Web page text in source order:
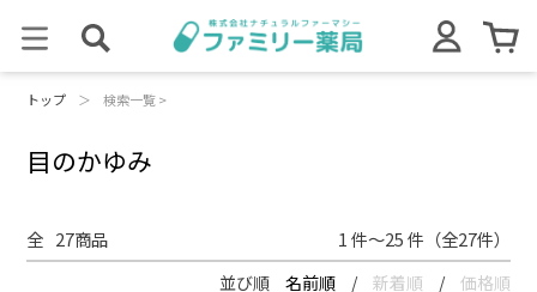
トップ ＞ 検索一覧 >
目のかゆみ
全 27商品 1 件～25 件（全27件）
並び順 名前順 / 新着順 / 価格順